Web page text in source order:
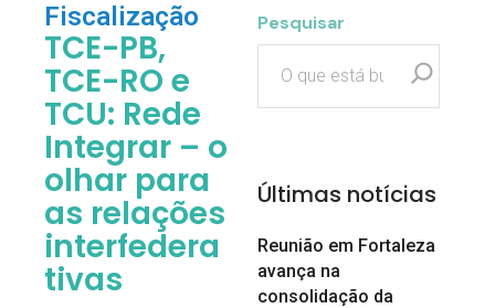
Fiscalização
TCE-PB,
TCE-RO e
TCU: Rede
Integrar – o
olhar para
as relações
interfedera
tivas
Pesquisar
Últimas notícias
Reunião em Fortaleza
avança na
consolidação da